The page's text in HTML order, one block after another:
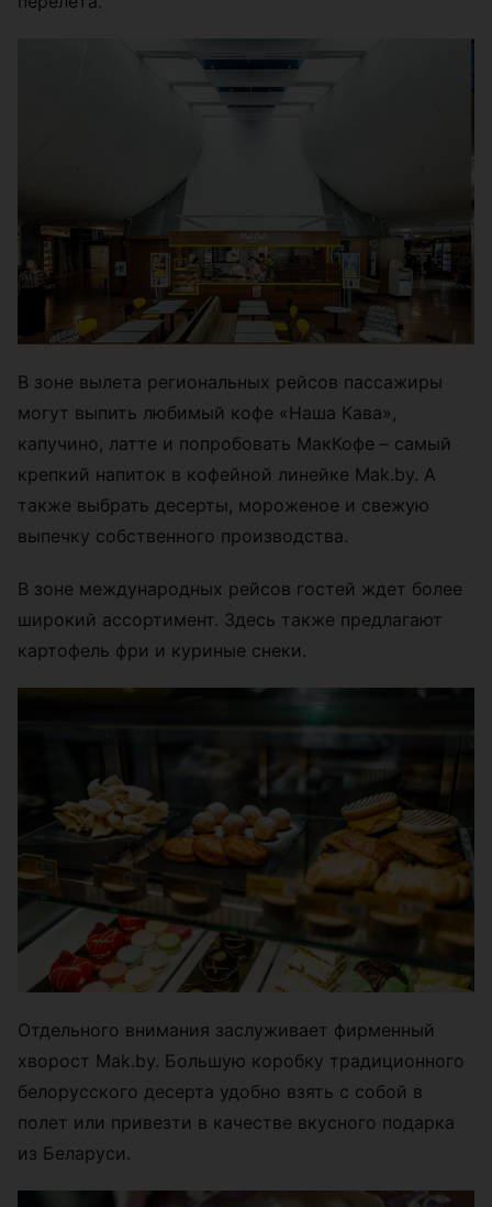
В зоне вылета региональных рейсов пассажиры
могут выпить любимый кофе «Наша Кава»,
капучино, латте и попробовать МакКофе – самый
крепкий напиток в кофейной линейке Mak.by. А
также выбрать десерты, мороженое и свежую
выпечку собственного производства.
В зоне международных рейсов гостей ждет более
широкий ассортимент. Здесь также предлагают
картофель фри и куриные снеки.
Отдельного внимания заслуживает фирменный
хворост Mak.by. Большую коробку традиционного
белорусского десерта удобно взять с собой в
полет или привезти в качестве вкусного подарка
из Беларуси.